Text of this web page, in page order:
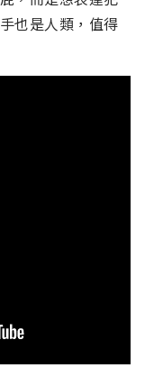
也是人類，值得